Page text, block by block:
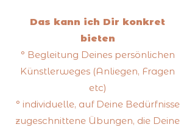
Das kann ich Dir konkret
bieten
° Begleitung Deines persönlichen
Künstlerweges (Anliegen, Fragen
etc)
° individuelle, auf Deine Bedürfnisse
zugeschnittene Übungen, die Deine